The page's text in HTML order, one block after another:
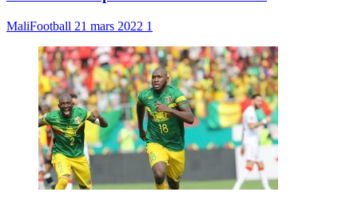
MaliFootball 21 mars 2022 1